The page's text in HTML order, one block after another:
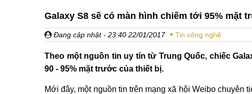
Galaxy S8 sẽ có màn hình chiếm tới 95% mặt
Đang cập nhật - 23:40 22/01/2017 Tin công nghệ
Theo một nguồn tin uy tín từ Trung Quốc, chiếc
90 - 95% mặt trước của thiết bị.
Mới đây, một nguồn tin trên mạng xã hội Weibo chuyên